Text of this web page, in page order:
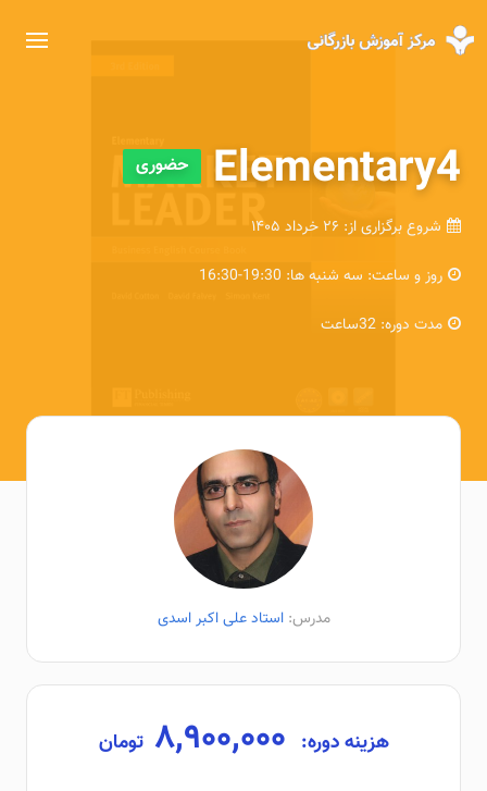
Elementary4 حضوری
شروع برگزاری از: ۲۶ خرداد ۱۴۰۵
روز و ساعت: سه شنبه ها: 19:30-16:30
مدت دوره: 32ساعت
مدرس:استاد علی اکبر اسدی
هزینه دوره: تومان